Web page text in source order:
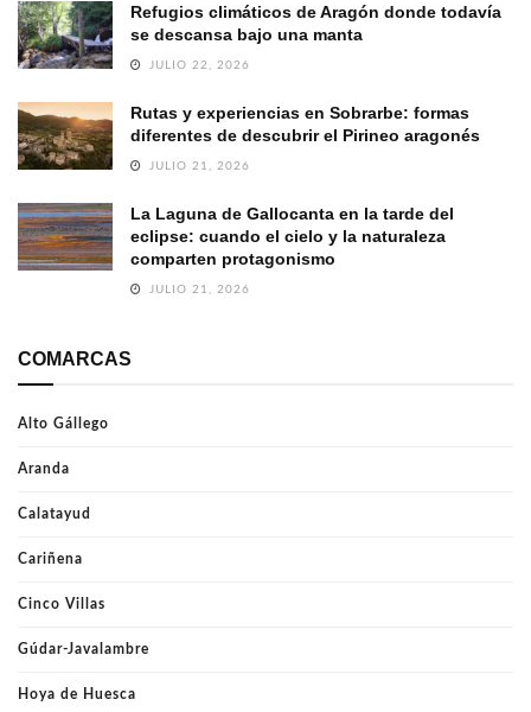
Refugios climáticos de Aragón donde todavía
se descansa bajo una manta
JULIO 22, 2026
Rutas y experiencias en Sobrarbe: formas
diferentes de descubrir el Pirineo aragonés
JULIO 21, 2026
La Laguna de Gallocanta en la tarde del
eclipse: cuando el cielo y la naturaleza
comparten protagonismo
JULIO 21, 2026
COMARCAS
Alto Gállego
Aranda
Calatayud
Cariñena
Cinco Villas
Gúdar-Javalambre
Hoya de Huesca